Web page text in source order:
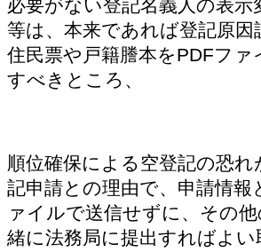
必要がない登記名義人の表示
等は、本来であれば登記原因
住民票や戸籍謄本をPDFフ
すべきところ、
順位確保による空登記の恐れ
記申請との理由で、申請情報
ァイルで送信せずに、その
緒に法務局に提出すればよ